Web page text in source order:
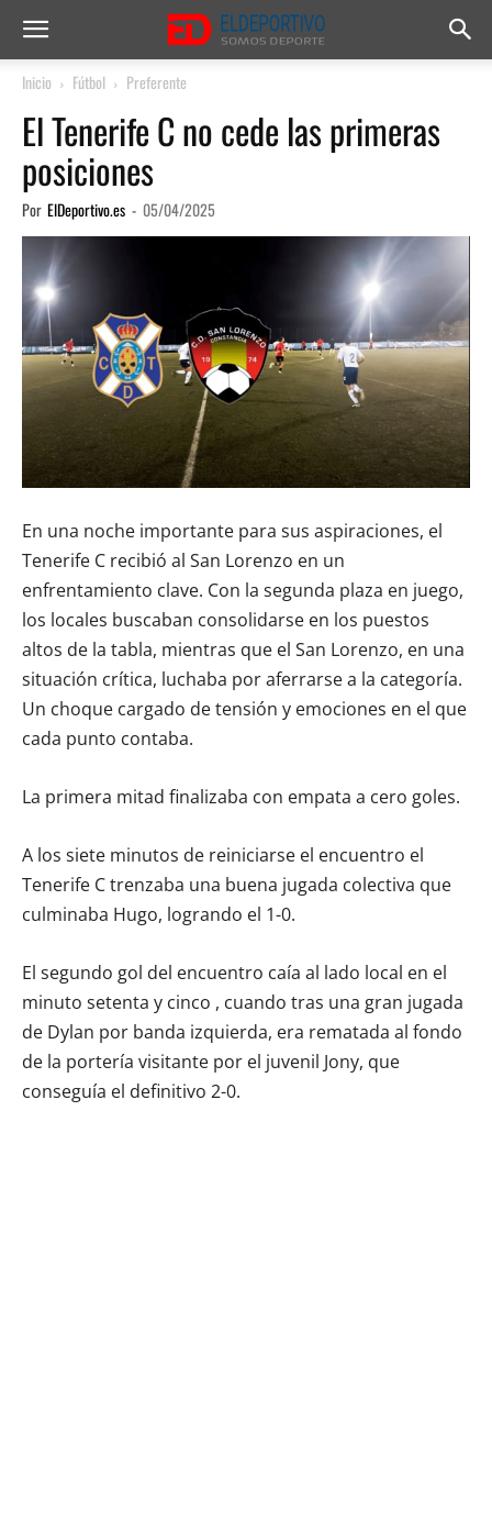
Inicio Fútbol Preferente
El Tenerife C no cede las primeras
posiciones
Por ElDeportivo.es - 05/04/2025
En una noche importante para sus aspiraciones, el
Tenerife C recibió al San Lorenzo en un
enfrentamiento clave. Con la segunda plaza en juego,
los locales buscaban consolidarse en los puestos
altos de la tabla, mientras que el San Lorenzo, en una
situación crítica, luchaba por aferrarse a la categoría.
Un choque cargado de tensión y emociones en el que
cada punto contaba.
La primera mitad finalizaba con empata a cero goles.
A los siete minutos de reiniciarse el encuentro el
Tenerife C trenzaba una buena jugada colectiva que
culminaba Hugo, logrando el 1-0.
El segundo gol del encuentro caía al lado local en el
minuto setenta y cinco , cuando tras una gran jugada
de Dylan por banda izquierda, era rematada al fondo
de la portería visitante por el juvenil Jony, que
conseguía el definitivo 2-0.